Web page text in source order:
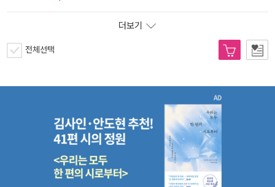
더보기
전체선택